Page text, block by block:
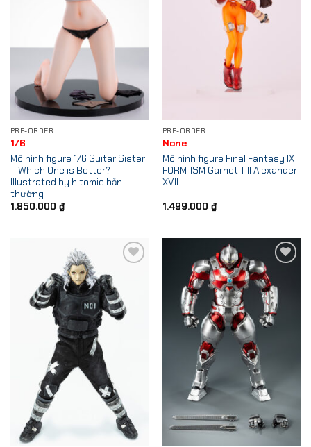
PRE-ORDER
1/6
Mô hình figure 1/6 Guitar Sister
– Which One is Better?
Illustrated by hitomio bản
thường
1.850.000 ₫
PRE-ORDER
None
Mô hình figure Final Fantasy IX
FORM-ISM Garnet Till Alexander
XVII
1.499.000 ₫
Add to
Wishlist